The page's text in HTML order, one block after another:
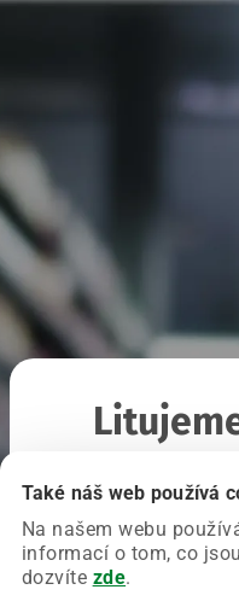
Také náš web používá
Na našem webu
informací o tom, co
dozvíte zde.
Chyba nastala na
Zkuste prosím znovu